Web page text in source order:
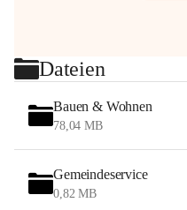
Dateien
Bauen & Wohnen
78,04 MB
Gemeindeservice
0,82 MB